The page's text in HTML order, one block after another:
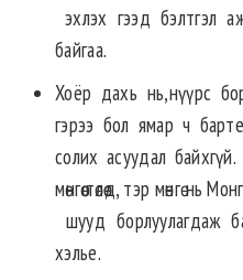
эхлэх гээд бэлтгэл
байгаа.
Хоёр дахь нь,нүүрс
гэрээ бол ямар ч
солих асуудал
мөнгөө төлөөд, тэр мөнгө
шууд борлуулагдаж
хэлье.